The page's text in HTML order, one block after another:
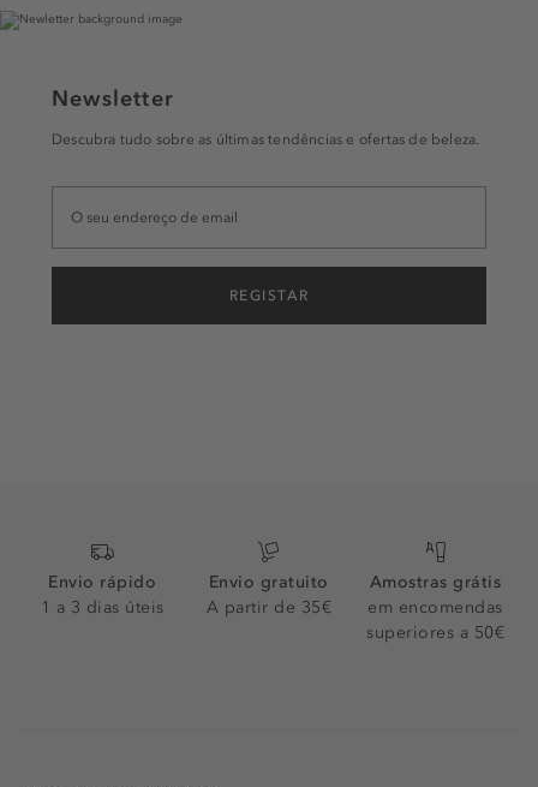
Newsletter
Descubra tudo sobre as últimas tendências e ofertas de beleza.
REGISTAR
Envio rápido
1 a 3 dias úteis
Envio gratuito
A partir de 35€
Amostras grátis
em encomendas
superiores a 50€